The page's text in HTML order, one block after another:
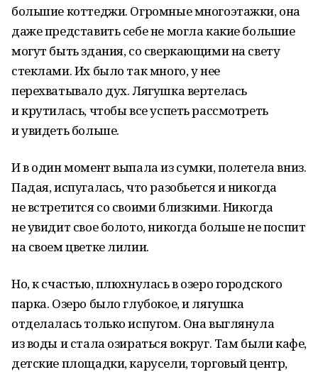
большие коттеджи. Огромные многоэтажки, она
даже представить себе не могла какие большие
могут быть здания, со сверкающими на свету
стеклами. Их было так много, у нее
перехватывало дух. Лягушка вертелась
и крутилась, чтобы все успеть рассмотреть
и увидеть больше.
И в один момент выпала из сумки, полетела вниз.
Падая, испугалась, что разобьется и никогда
не встретится со своими близкими. Никогда
не увидит свое болото, никогда больше не поспит
на своем цветке лилии.
Но, к счастью, плюхнулась в озеро городского
парка. Озеро было глубокое, и лягушка
отделалась только испугом. Она выглянула
из воды и стала озираться вокруг. Там были кафе,
детские площадки, карусели, торговый центр,